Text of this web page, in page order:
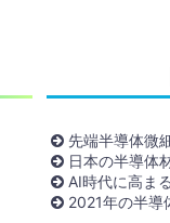
先端半導体微
日本の半導体
AI時代に高ま
2021年の半導